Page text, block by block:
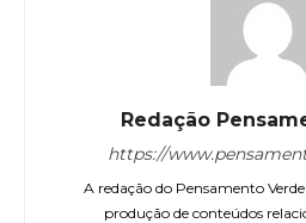
Redação
https://
A redação do Pensamento
produção de conteúdos